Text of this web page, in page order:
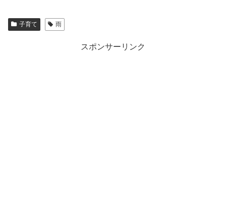
子育て 雨
スポンサーリンク